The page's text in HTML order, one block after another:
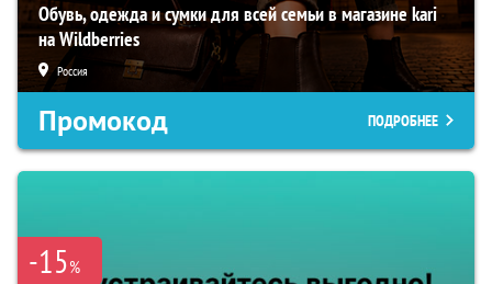
Обувь, одежда и сумки для всей семьи в магазине kari
на Wildberries
Россия
Промокод ПОДРОБНЕЕ
-15%